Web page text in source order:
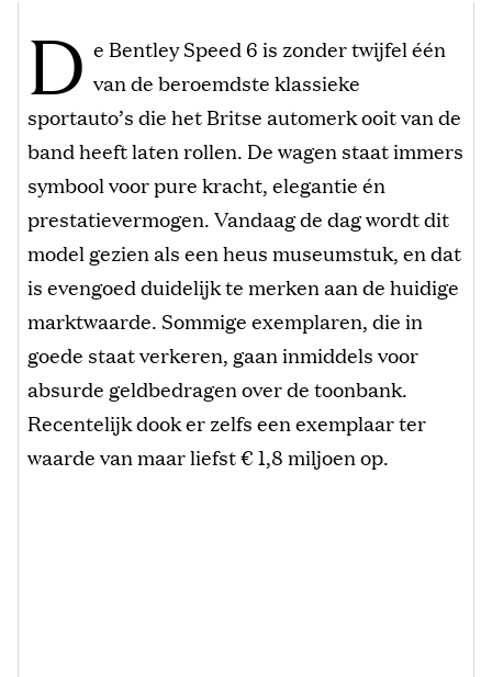
D e Bentley Speed 6 is zonder twijfel één
van de beroemdste klassieke
sportauto’s die het Britse automerk ooit van de
band heeft laten rollen. De wagen staat immers
symbool voor pure kracht, elegantie én
prestatievermogen. Vandaag de dag wordt dit
model gezien als een heus museumstuk, en dat
is evengoed duidelijk te merken aan de huidige
marktwaarde. Sommige exemplaren, die in
goede staat verkeren, gaan inmiddels voor
absurde geldbedragen over de toonbank.
Recentelijk dook er zelfs een exemplaar ter
waarde van maar liefst € 1,8 miljoen op.